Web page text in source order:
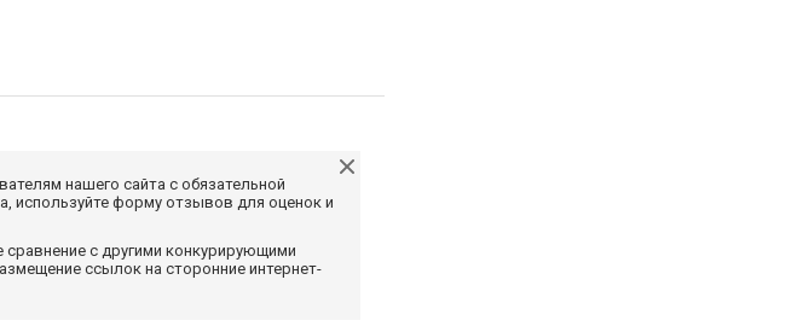
нашего сайта с обязательной
используйте форму отзывов для оценок и
сравнение с другими конкурирующими
ссылок на сторонние интернет-